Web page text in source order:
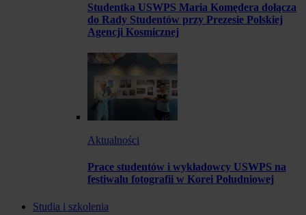
Studentka USWPS Maria Komędera dołącza
do Rady Studentów przy Prezesie Polskiej
Agencji Kosmicznej
Aktualności
Prace studentów i wykładowcy USWPS na
festiwalu fotografii w Korei Południowej
Studia i szkolenia